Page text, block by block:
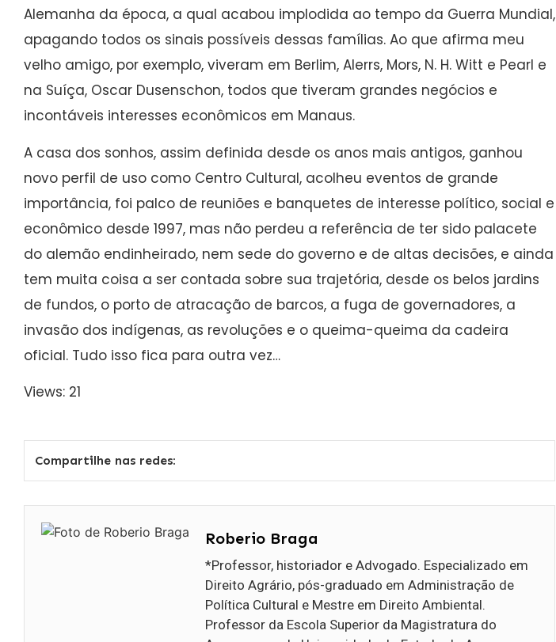
Alemanha da época, a qual acabou implodida ao tempo da Guerra Mundial,
apagando todos os sinais possíveis dessas famílias. Ao que afirma meu
velho amigo, por exemplo, viveram em Berlim, Alerrs, Mors, N. H. Witt e Pearl e
na Suíça, Oscar Dusenschon, todos que tiveram grandes negócios e
incontáveis interesses econômicos em Manaus.
A casa dos sonhos, assim definida desde os anos mais antigos, ganhou
novo perfil de uso como Centro Cultural, acolheu eventos de grande
importância, foi palco de reuniões e banquetes de interesse político, social e
econômico desde 1997, mas não perdeu a referência de ter sido palacete
do alemão endinheirado, nem sede do governo e de altas decisões, e ainda
tem muita coisa a ser contada sobre sua trajetória, desde os belos jardins
de fundos, o porto de atracação de barcos, a fuga de governadores, a
invasão dos indígenas, as revoluções e o queima-queima da cadeira
oficial. Tudo isso fica para outra vez…
Views: 21
Compartilhe nas redes:
Roberio Braga
*Professor, historiador e Advogado. Especializado em
Direito Agrário, pós-graduado em Administração de
Política Cultural e Mestre em Direito Ambiental.
Professor da Escola Superior da Magistratura do